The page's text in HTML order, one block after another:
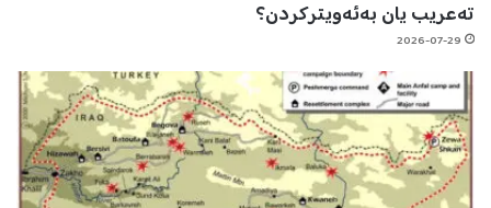
تەعریب یان بەئەویترکردن؟
2026-07-29